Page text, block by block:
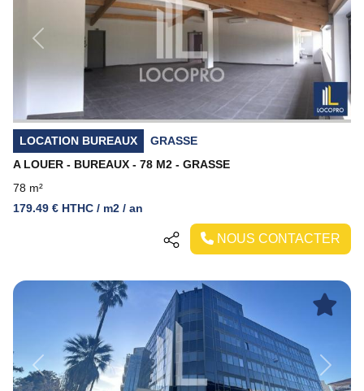
Previous
LOCATION BUREAUX
GRASSE
A LOUER - BUREAUX - 78 M2 - GRASSE
78 m²
179.49 € HTHC / m2 / an
NOUS CONTACTER
Previous Next